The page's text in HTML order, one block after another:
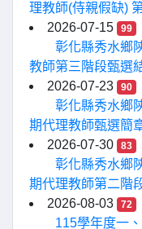
理教師(侍親假缺)
2026-07-15
99
彰化縣秀水鄉
教師第三階段甄選
2026-07-23
90
彰化縣秀水鄉
期代理教師甄選簡
2026-07-30
83
彰化縣秀水鄉
期代理教師第二階
2026-08-03
72
115學年度一